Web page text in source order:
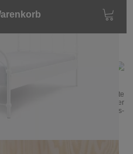
Schuss von Nostalgie ist das perfekte
hip und robust. Ein wahrer Hingucker
Retro-, Vintage- und Landhaus-